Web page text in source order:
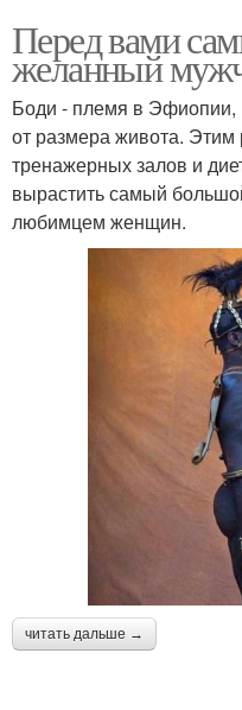
Перед вами
желанный
Боди - племя в Эфиопии,
от размера живота. Этим
тренажерных залов и
вырастить самый
любимцем женщин.
читать дальше →